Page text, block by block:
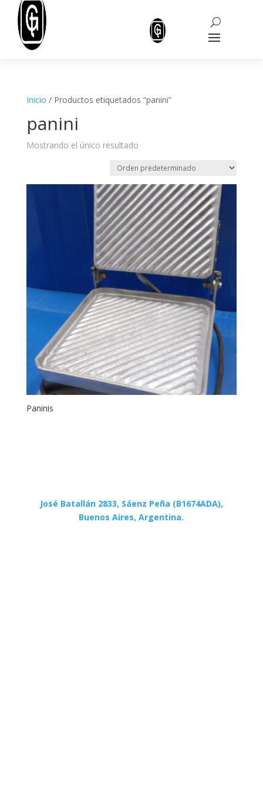
Inicio / Productos etiquetados “panini”
panini
Mostrando el único resultado
Paninis
José Batallán 2833, Sáenz Peña (B1674ADA),
Buenos Aires, Argentina.